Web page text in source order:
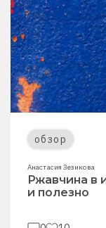
обзор
Анастасия Зезикова
Ржавчина в
и полезно